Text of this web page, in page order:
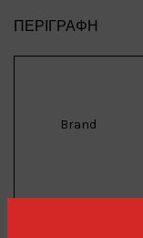
ΠΕΡΙΓΡΑΦΉ
Brand